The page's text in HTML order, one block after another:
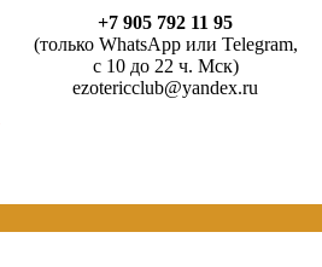
+7 905 792 11 95
(только WhatsApp или Telegram,
с 10 до 22 ч. Мск)
ezotericclub@yandex.ru